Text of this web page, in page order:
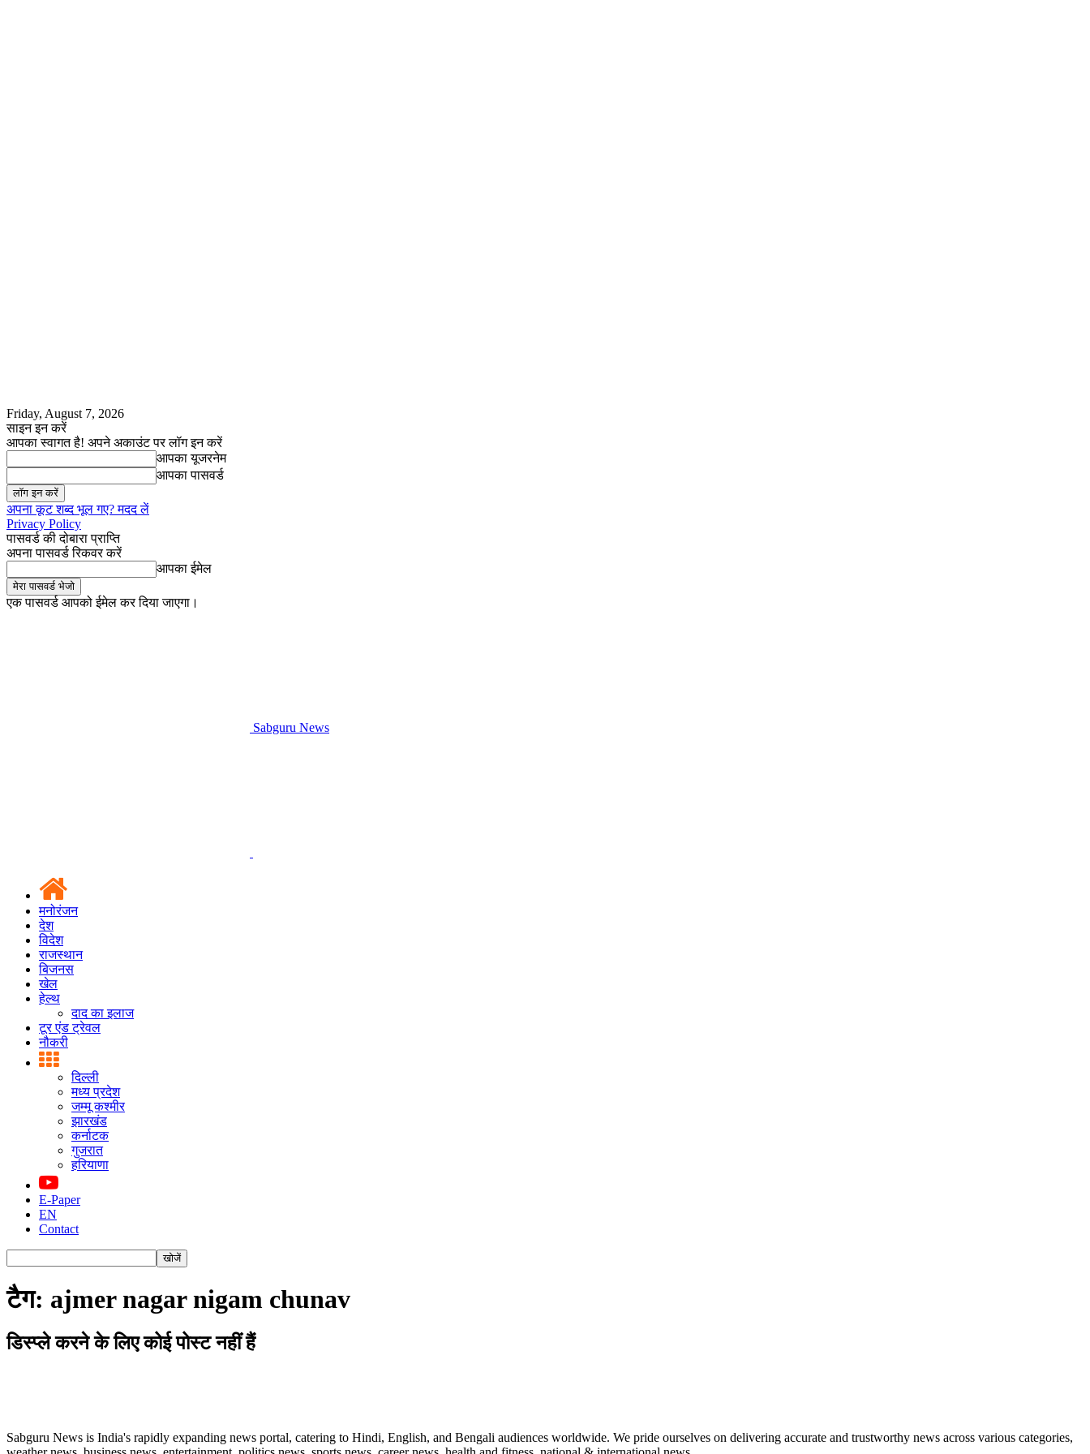
Friday, August 7, 2026
साइन इन करें
आपका स्वागत है! अपने अकाउंट पर लॉग इन करें
आपका यूजरनेम
आपका पासवर्ड
अपना कूट शब्द भूल गए? मदद लें
Privacy Policy
पासवर्ड की दोबारा प्राप्ति
अपना पासवर्ड रिकवर करें
आपका ईमेल
एक पासवर्ड आपको ईमेल कर दिया जाएगा।
Sabguru News
मनोरंजन
देश
विदेश
राजस्थान
बिजनस
खेल
हेल्थ
दाद का इलाज
टूर एंड ट्रेवल
नौकरी
दिल्ली
मध्य प्रदेश
जम्मू कश्मीर
झारखंड
कर्नाटक
गुजरात
हरियाणा
E-Paper
EN
Contact
टैग: ajmer nagar nigam chunav
डिस्प्ले करने के लिए कोई पोस्ट नहीं हैं
Sabguru News is India's rapidly expanding news portal, catering to Hindi, English, and Bengali audiences worldwide. We pride ourselves on delivering accurate and trustworthy news across various categories,